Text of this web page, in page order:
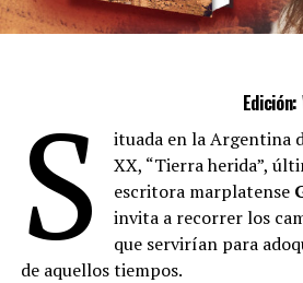
S
ituada en la Argentina
XX, “Tierra herida”,
escritora marplatense
invita a recorrer los
que servirían para
de aquellos tiempos.